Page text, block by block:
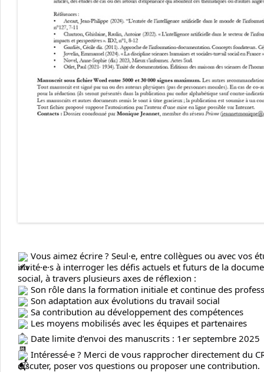
Vous aimez écrire ? Seul·e, entre collègues ou avec vos
invité·e·s à interroger les défis actuels et futurs de la
social, à travers plusieurs axes de réflexion :
Son rôle dans la formation initiale et continue des
Son adaptation aux évolutions du travail social
Sa contribution au développement des compétences
Les moyens mobilisés avec les équipes et partenaires
Date limite d’envoi des manuscrits : 1er septembre 2025
Intéressé·e ? Merci de vous rapprocher directement du
discuter, poser vos questions ou proposer une contribution.